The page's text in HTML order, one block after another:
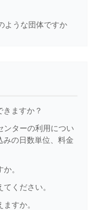
ような団体ですか
ますか？
ンターの利用につい
みの日数単位、料金
。
てください。
すか。